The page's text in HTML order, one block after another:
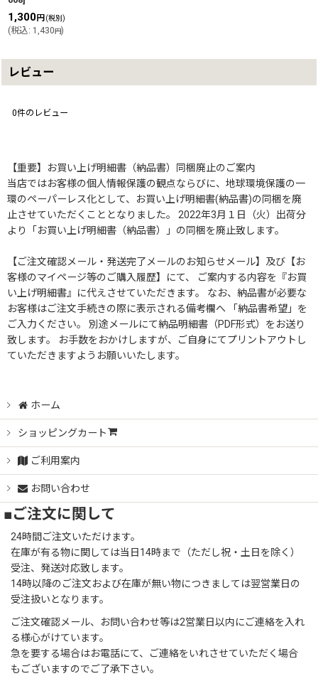
1,300円 (税別)
(税込: 1,430円)
レビュー
0件のレビュー
【重要】お買い上げ明細書（納品書）同梱廃止のご案内
当店ではお客様の個人情報保護の観点ならびに、地球環境保護の一
環のペーパーレス化として、お買い上げ明細書(納品書)の同梱を廃
止させていただくこととなりました。 2022年3月１日（火）出荷分
より「お買い上げ明細書（納品書）」の同梱を廃止致します。
【ご注文確認メール・発送完了メールのお知らせメール】及び【お
客様のマイページ等のご購入履歴】にて、 ご案内する内容を『お買
い上げ明細書』に代えさせていただきます。 なお、納品書が必要な
お客様はご注文手続きの際に表示される備考欄へ 「納品書希望」を
ご入力ください。 別途メールにて納品明細書（PDF形式）をお送り
致します。 お手数をおかけしますが、ご自身にてプリントアウトし
ていただきますようお願いいたします。
ホーム
ショッピングカート
ご利用案内
お問い合わせ
■ご注文に関して
24時間ご注文いただけます。
在庫が有る物に関しては当日14時まで（ただし祝・土日を除く）
受注、発送対応致します。
14時以降のご注文および在庫が無い物につきましては翌営業日の
受注扱いとなります。
ご注文確認メール、お問い合わせ等は2営業日以内にご連絡を入れ
る様心がけています。
急を要する場合はお電話にて、ご連絡をいれさせていただく場合
もございますのでご了承下さい。